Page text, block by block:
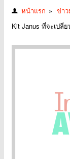
หน้าแรก » ข่า
Kit Janus ที่จะเปลี่